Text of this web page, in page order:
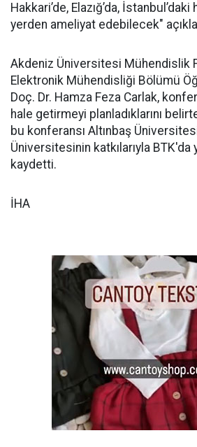
Hakkari’de, Elazığ’da,
yerden ameliyat edebilecek"
Akdeniz Üniversitesi Mühendislik
Elektronik Mühendisliği Bölümü
Doç. Dr. Hamza Feza Carlak,
hale getirmeyi planladıklarını
bu konferansı Altınbaş
Üniversitesinin katkılarıyla BTK'da
kaydetti.
İHA